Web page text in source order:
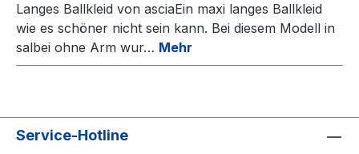
Langes Ballkleid von asciaEin maxi langes Ballkleid
wie es schöner nicht sein kann. Bei diesem Modell in
salbei ohne Arm wur… Mehr
Service-Hotline